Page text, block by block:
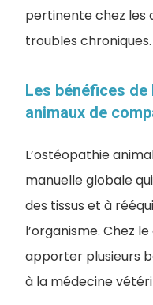
pertinente chez les
troubles chroniques.
Les bénéfices de
animaux de
L’ostéopathie
manuelle globale
des tissus et à
l’organisme. Chez
apporter plusieurs
à la médecine